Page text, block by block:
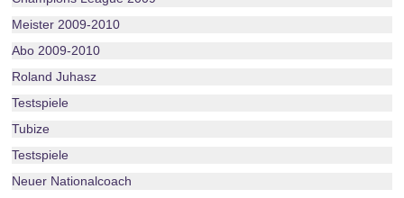
Meister 2009-2010
Abo 2009-2010
Roland Juhasz
Testspiele
Tubize
Testspiele
Neuer Nationalcoach